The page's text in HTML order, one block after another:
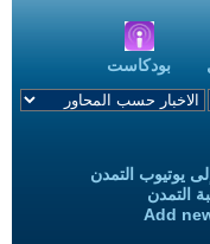
بودكاست
يوتيوب التمدن
التمدن
Add